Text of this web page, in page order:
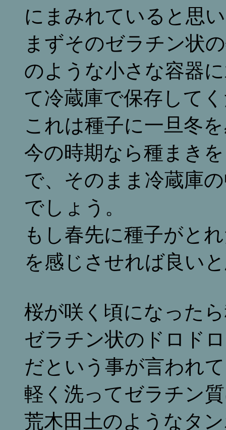
にまみれていると思
まずそのゼラチン状
のような小さな容器
て冷蔵庫で保存して
これは種子に一旦冬
今の時期なら種まき
で、そのまま冷蔵庫
でしょう。
もし春先に種子がと
を感じさせれば良い
桜が咲く頃になった
ゼラチン状のドロド
だという事が言われ
軽く洗ってゼラチン
荒木田土のようなタ